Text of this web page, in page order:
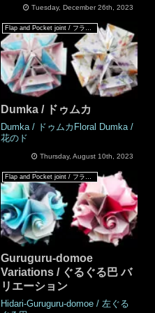
Tuesday, December 26th, 2023
Dumka / ドゥムカ
Dumka / ドゥムカFloral Dumka /
花のド
Thursday, August 10th, 2023
Guruguru-domoe
Variations / ぐるぐる巴 バ
リエーション
Hidari-Guruguru-domoe / 左ぐる